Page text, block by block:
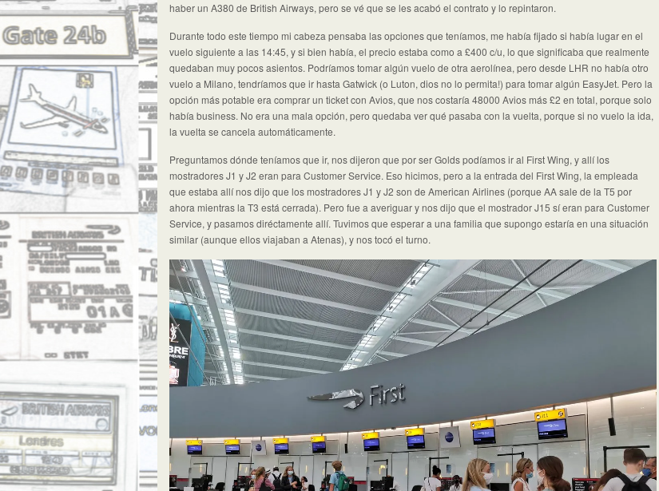
haber un A380 de British Airways, pero se vé que se les acabó el contrato y lo repintaron.
Durante todo este tiempo mi cabeza pensaba las opciones que teníamos, me había fijado si había lugar en el
vuelo siguiente a las 14:45, y si bien había, el precio estaba como a £400 c/u, lo que significaba que realmente
quedaban muy pocos asientos. Podríamos tomar algún vuelo de otra aerolínea, pero desde LHR no había otro
vuelo a Milano, tendríamos que ir hasta Gatwick (o Luton, dios no lo permita!) para tomar algún EasyJet. Pero la
opción más potable era comprar un ticket con Avios, que nos costaría 48000 Avios más £2 en total, porque solo
había business. No era una mala opción, pero quedaba ver qué pasaba con la vuelta, porque si no vuelo la ida,
la vuelta se cancela automáticamente.
Preguntamos dónde teníamos que ir, nos dijeron que por ser Golds podíamos ir al First Wing, y allí los
mostradores J1 y J2 eran para Customer Service. Eso hicimos, pero a la entrada del First Wing, la empleada
que estaba allí nos dijo que los mostradores J1 y J2 son de American Airlines (porque AA sale de la T5 por
ahora mientras la T3 está cerrada). Pero fue a averiguar y nos dijo que el mostrador J15 sí eran para Customer
Service, y pasamos diréctamente allí. Tuvimos que esperar a una familia que supongo estaría en una situación
similar (aunque ellos viajaban a Atenas), y nos tocó el turno.